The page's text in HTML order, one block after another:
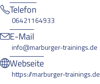
Telefon
06421164933
E-Mail
info@marburger-trainings.de
Webseite
https://marburger-trainings.de